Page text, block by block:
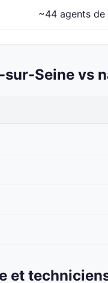
~44 agents
Seine vs
et